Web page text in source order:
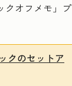
クオフメモ」プ
クのセットア